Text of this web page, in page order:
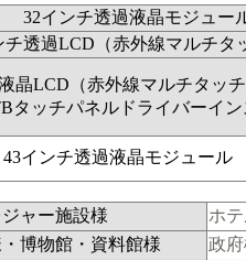
32インチ透過液晶モジュー
チ透過LCD（赤外線マルチタ
晶LCD（赤外線マルチタッ
タッチパネルドライバーイ
43インチ透過液晶モジュール
ジャー施設様
ホ
博物館・資料館様
政